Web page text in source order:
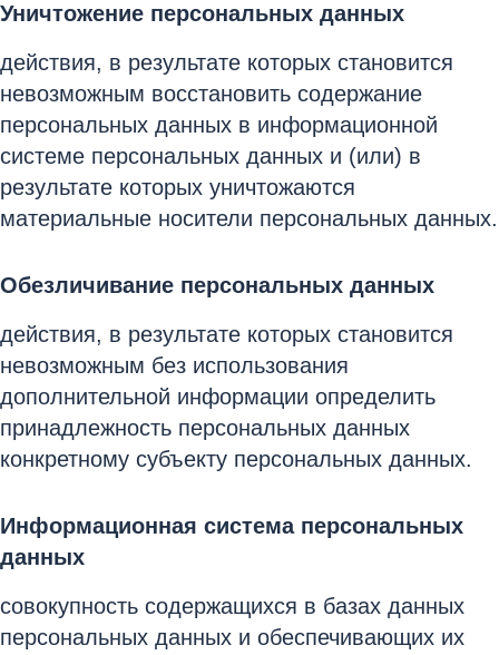
Уничтожение персональных данных
действия, в результате которых становится
невозможным восстановить содержание
персональных данных в информационной
системе персональных данных и (или) в
результате которых уничтожаются
материальные носители персональных данных.
Обезличивание персональных данных
действия, в результате которых становится
невозможным без использования
дополнительной информации определить
принадлежность персональных данных
конкретному субъекту персональных данных.
Информационная система персональных
данных
совокупность содержащихся в базах данных
персональных данных и обеспечивающих их